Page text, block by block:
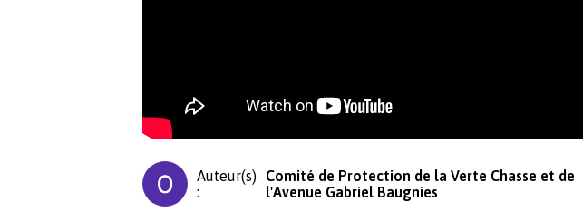
Auteur(s)
:
Comité de Protection de la Verte Chasse et de
l'Avenue Gabriel Baugnies